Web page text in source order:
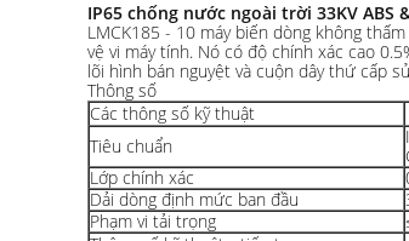
IP65 chống nước ngoài trời 33KV
LMCK185 - 10 máy biến dòng không
vệ vi máy tính. Nó có độ chính xác cao
lõi hình bán nguyệt và cuộn dây thứ cấp
Thông số
Các thông số kỹ thuật
Tiêu chuẩn
Lớp chính xác
Dải dòng định mức ban đầu
Phạm vi tải trọng